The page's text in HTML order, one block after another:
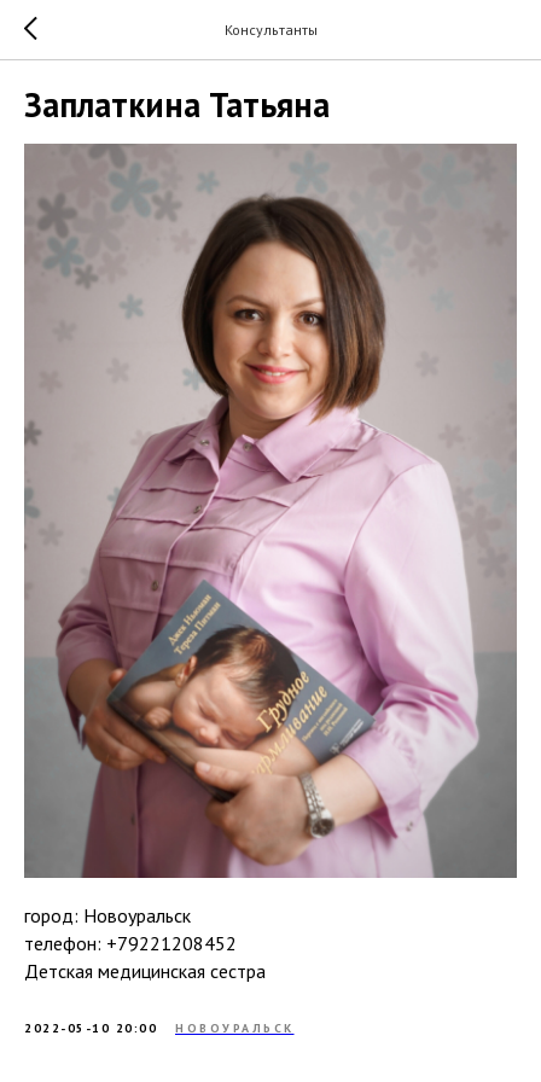
Консультанты
Заплаткина Татьяна
город: Новоуральск
телефон: +79221208452
Детская медицинская сестра
2022-05-10 20:00 НОВОУРАЛЬСК